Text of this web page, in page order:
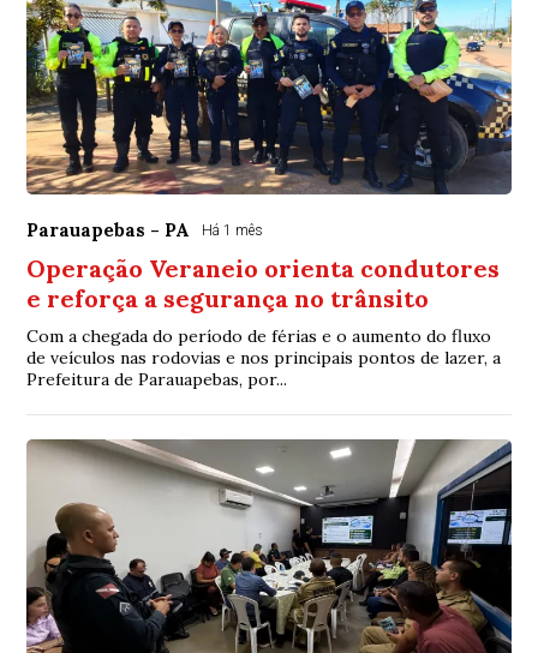
Parauapebas - PA Há 1 mês
Operação Veraneio orienta condutores
e reforça a segurança no trânsito
Com a chegada do período de férias e o aumento do fluxo
de veículos nas rodovias e nos principais pontos de lazer, a
Prefeitura de Parauapebas, por...